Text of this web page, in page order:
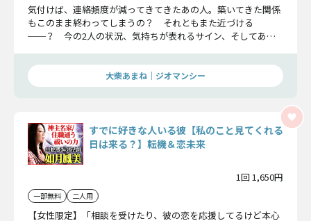
気付けば、連絡頻度が減ってきてきたあの人。築いてきた関係
もこのまま終わってしまうの？ それともまた近づける
──？ 今の2人の状況、気持ちが表れるサイン、そしてあの
大柴あまね｜ジオマンシー
すでに好きな人いる彼【私のこと見てくれる
日は来る？】転機＆恋未来
1回 1,650円
一部無料 二人用
【女性限定】「相談を受けたり、彼の恋を応援してるけど本心